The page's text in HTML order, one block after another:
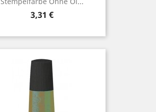
Preis
3,31 €